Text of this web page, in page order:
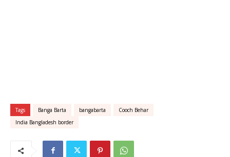
Tags Banga Barta bangabarta
Cooch Behar
India Bangladesh border